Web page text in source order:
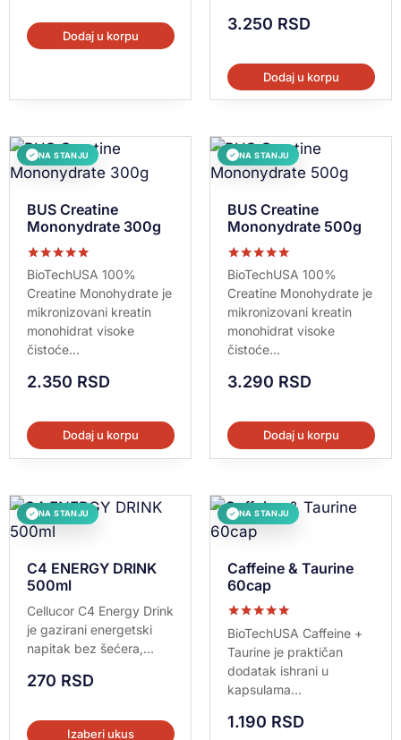
Dodaj u korpu
3.250 RSD
Dodaj u korpu
✓ NA STANJU
BUS Creatine
Mononydrate 300g
Ocenjeno sa
5.00
od 5
BioTechUSA 100%
Creatine Monohydrate je
mikronizovani kreatin
monohidrat visoke
čistoće...
2.350 RSD
Dodaj u korpu
✓ NA STANJU
BUS Creatine
Mononydrate 500g
Ocenjeno sa
5.00
od 5
BioTechUSA 100%
Creatine Monohydrate je
mikronizovani kreatin
monohidrat visoke
čistoće...
3.290 RSD
Dodaj u korpu
✓ NA STANJU
C4 ENERGY DRINK
500ml
Cellucor C4 Energy Drink
je gazirani energetski
napitak bez šećera,...
270 RSD
Izaberi ukus
✓ NA STANJU
Caffeine & Taurine
60cap
Ocenjeno sa
5.00
od 5
BioTechUSA Caffeine +
Taurine je praktičan
dodatak ishrani u
kapsulama...
1.190 RSD